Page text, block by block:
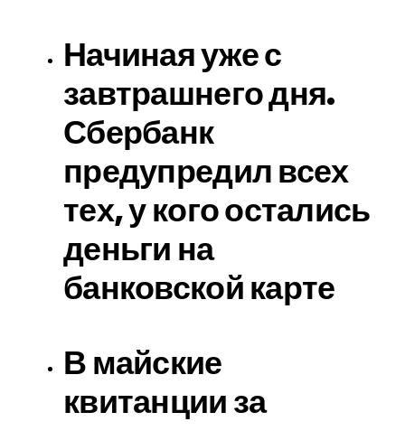
Начиная уже с
завтрашнего дня.
Сбербанк
предупредил всех
тех, у кого остались
деньги на
банковской карте
В майские
квитанции за